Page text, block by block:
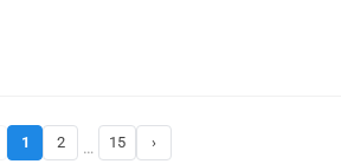
1 2 … 15 ›